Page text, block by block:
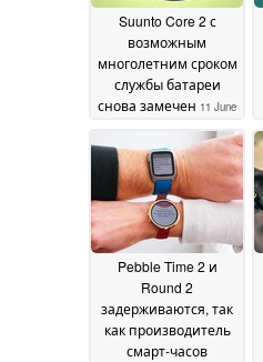
2026
Suunto Core 2 с
возможным
многолетним сроком
службы батареи
снова замечен 11 June
Pebble Time 2 и
Round 2
задерживаются, так
как производитель
смарт-часов